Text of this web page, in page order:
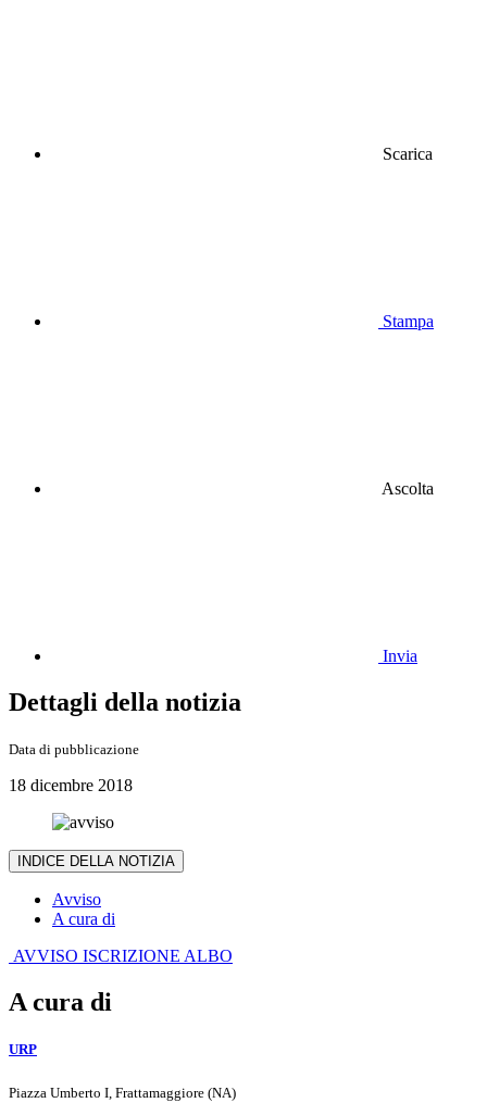
Scarica
Stampa
Ascolta
Invia
Dettagli della notizia
Data di pubblicazione
18 dicembre 2018
INDICE DELLA NOTIZIA
Avviso
A cura di
AVVISO ISCRIZIONE ALBO
A cura di
URP
Piazza Umberto I, Frattamaggiore (NA)